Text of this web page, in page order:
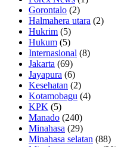
Gorontalo (2)
Halmahera utara (2)
Hukrim (5)
Hukum (5)
Internasional (8)
Jakarta (69)
Jayapura (6)
Kesehatan (2)
Kotamobagu (4)
KPK (5)
Manado (240)
Minahasa (29)
Minahasa selatan (88)